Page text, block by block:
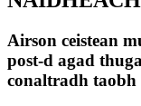
Airson ceistean
post-d agad
conaltradh taobh